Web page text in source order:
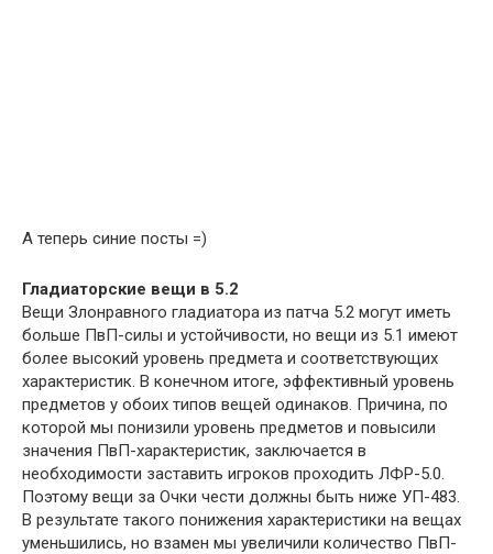
А теперь синие посты =)
Гладиаторские вещи в 5.2
Вещи Злонравного гладиатора из патча 5.2 могут иметь
больше ПвП-силы и устойчивости, но вещи из 5.1 имеют
более высокий уровень предмета и соответствующих
характеристик. В конечном итоге, эффективный уровень
предметов у обоих типов вещей одинаков. Причина, по
которой мы понизили уровень предметов и повысили
значения ПвП-характеристик, заключается в
необходимости заставить игроков проходить ЛФР-5.0.
Поэтому вещи за Очки чести должны быть ниже УП-483.
В результате такого понижения характеристики на вещах
уменьшились, но взамен мы увеличили количество ПвП-